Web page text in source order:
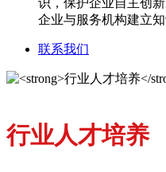
识，保护企业自主创
企业与服务机构建立
联系我们
行业人才培养